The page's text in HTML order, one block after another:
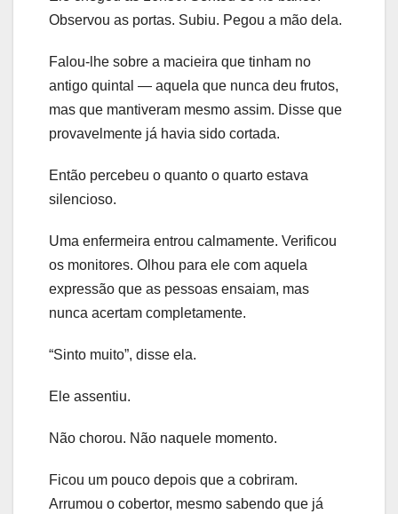
Observou as portas. Subiu. Pegou a mão dela.
Falou-lhe sobre a macieira que tinham no
antigo quintal — aquela que nunca deu frutos,
mas que mantiveram mesmo assim. Disse que
provavelmente já havia sido cortada.
Então percebeu o quanto o quarto estava
silencioso.
Uma enfermeira entrou calmamente. Verificou
os monitores. Olhou para ele com aquela
expressão que as pessoas ensaiam, mas
nunca acertam completamente.
“Sinto muito”, disse ela.
Ele assentiu.
Não chorou. Não naquele momento.
Ficou um pouco depois que a cobriram.
Arrumou o cobertor, mesmo sabendo que já